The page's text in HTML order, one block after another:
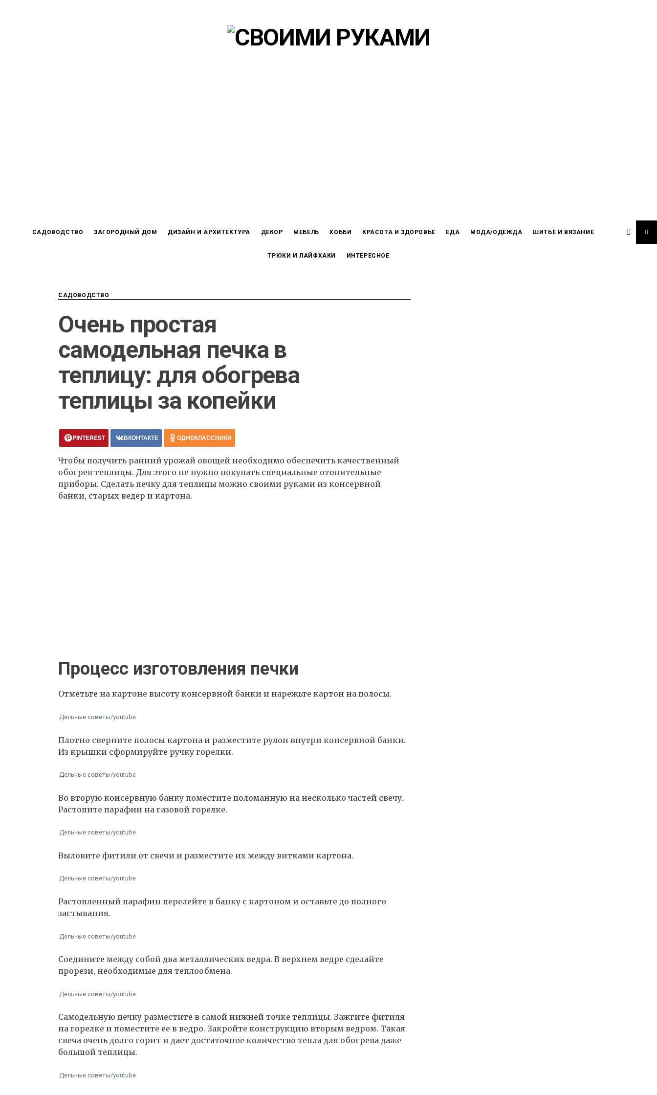
САДОВОДСТВО ЗАГОРОДНЫЙ ДОМ ДИЗАЙН И АРХИТЕКТУРА ДЕКОР МЕБЕЛЬ ХОББИ КРАСОТА И ЗДОРОВЬЕ ЕДА МОДА/ОДЕЖДА ШИТЬЁ И ВЯЗАНИЕ
ТРЮКИ И ЛАЙФХАКИ ИНТЕРЕСНОЕ
САДОВОДСТВО
Очень простая
самодельная печка в
теплицу: для обогрева
теплицы за копейки
PINTEREST ВКОНТАКТЕ ОДНОКЛАССНИКИ
Чтобы получить ранний урожай овощей необходимо обеспечить качественный
обогрев теплицы. Для этого не нужно покупать специальные отопительные
приборы. Сделать печку для теплицы можно своими руками из консервной
банки, старых ведер и картона.
Процесс изготовления печки
Отметьте на картоне высоту консервной банки и нарежьте картон на полосы.
Дельные советы/youtube
Плотно сверните полосы картона и разместите рулон внутри консервной банки.
Из крышки сформируйте ручку горелки.
Дельные советы/youtube
Во вторую консервную банку поместите поломанную на несколько частей свечу.
Растопите парафин на газовой горелке.
Дельные советы/youtube
Выловите фитили от свечи и разместите их между витками картона.
Дельные советы/youtube
Растопленный парафин перелейте в банку с картоном и оставьте до полного
застывания.
Дельные советы/youtube
Соедините между собой два металлических ведра. В верхнем ведре сделайте
прорези, необходимые для теплообмена.
Дельные советы/youtube
Самодельную печку разместите в самой нижней точке теплицы. Зажгите фитиля
на горелке и поместите ее в ведро. Закройте конструкцию вторым ведром. Такая
свеча очень долго горит и дает достаточное количество тепла для обогрева даже
большой теплицы.
Дельные советы/youtube